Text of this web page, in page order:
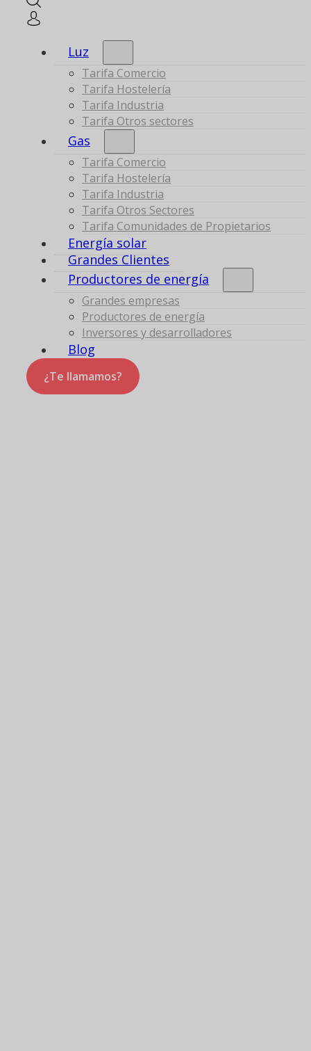
Luz
Tarifa Comercio
Tarifa Hostelería
Tarifa Industria
Tarifa Otros sectores
Gas
Tarifa Comercio
Tarifa Hostelería
Tarifa Industria
Tarifa Otros Sectores
Tarifa Comunidades de Propietarios
Energía solar
Grandes Clientes
Productores de energía
Grandes empresas
Productores de energía
Inversores y desarrolladores
Blog
¿Te llamamos?